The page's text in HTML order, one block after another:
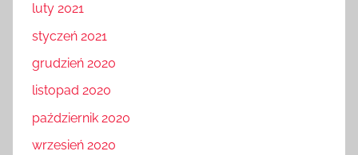
luty 2021
styczeń 2021
grudzień 2020
listopad 2020
październik 2020
wrzesień 2020